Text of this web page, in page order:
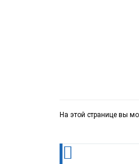
На этой странице вы